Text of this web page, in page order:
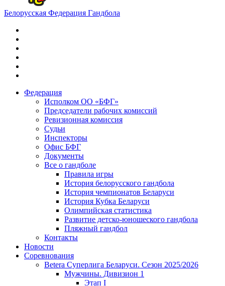
Белорусская Федерация Гандбола
Федерация
Исполком ОО «БФГ»
Председатели рабочих комиссий
Ревизионная комиссия
Судьи
Инспекторы
Офис БФГ
Документы
Все о гандболе
Правила игры
История белорусского гандбола
История чемпионатов Беларуси
История Кубка Беларуси
Олимпийская статистика
Развитие детско-юношеского гандбола
Пляжный гандбол
Контакты
Новости
Соревнования
Betera Суперлига Беларуси. Сезон 2025/2026
Мужчины. Дивизион 1
Этап I